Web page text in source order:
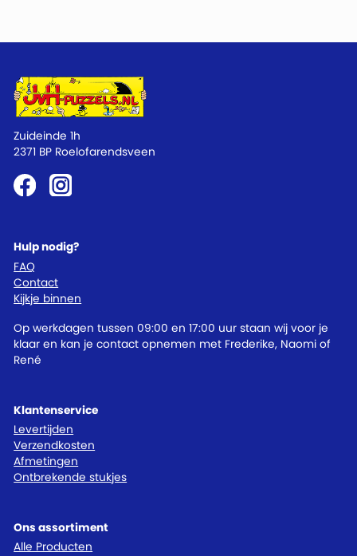
Klantenservice
Levertijden
Verzendkosten
Afmetingen
Ontbrekende stukjes
Ons assortiment
Alle Producten
Hulp nodig?
FAQ
Contact
Kijkje binnen
Op werkdagen tussen 09:00 en 17:00 uur staan wij voor je
klaar en kan je contact opnemen met Frederike, Naomi of
René
Zuideinde 1h
2371 BP Roelofarendsveen